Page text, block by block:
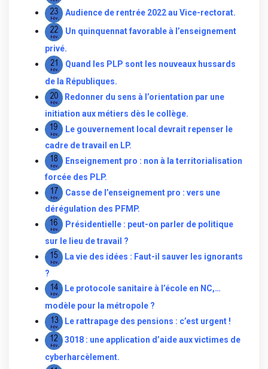
Audience de rentrée 2022 au Vice-rectorat.
Un quinquennat favorable à l’enseignement
privé.
Quand les PLP sont les nouveaux hussards
de la Républiques.
Redonner du sens à l’orientation par une
initiation aux métiers dès le collège.
Le gouvernement local devrait repenser le
cadre de travail en LP.
Enseignement pro : non à la territorialisation
forcée des PLP.
Casse de l’enseignement pro : vers une
dérégulation des PFMP.
Présidentielle : peut-on parler de politique
sur le lieu de travail ?
La vie des idées : Faut-il sauver les ignorants
?
Le protocole sanitaire à l’école en NC,…
modèle pour la métropole ?
Le rattrapage des pensions : c’est urgent !
3018 : une application d’aide aux victimes de
cyberharcèlement.